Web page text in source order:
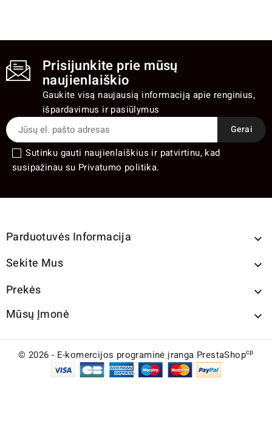
Prisijunkite prie mūsų
naujienlaiškio
Gaukite visą naujausią informaciją apie renginius,
išpardavimus ir pasiūlymus
Sutinku gauti naujienlaiškius ir patvirtinu, kad
susipažinau su Privatumo politika.
Parduotuvės Informacija 
Sekite Mus 
Prekės 
Mūsų Įmonė 
© 2026 - E-komercijos programinė įranga PrestaShopcp